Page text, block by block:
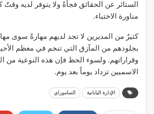
الستائر عن الحقائق فجأةً ولا يتوفر لديه
مناورة الاختباء.
كثيرٌ من المديرين لا تجد لديهم مهارةً سوى
بجلودهم من المآزق التي تنجم في معظم
وقراراتهم. ولسوء الحظ فإن هذه النوعية من
الاسميين تزداد يوماً بعد يوم.
الإدارة اليابانية الساموراي